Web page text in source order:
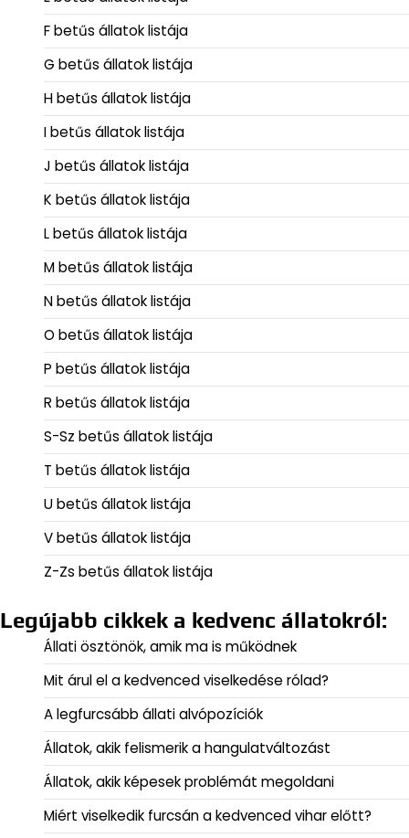
F betűs állatok listája
G betűs állatok listája
H betűs állatok listája
I betűs állatok listája
J betűs állatok listája
K betűs állatok listája
L betűs állatok listája
M betűs állatok listája
N betűs állatok listája
O betűs állatok listája
P betűs állatok listája
R betűs állatok listája
S-Sz betűs állatok listája
T betűs állatok listája
U betűs állatok listája
V betűs állatok listája
Z-Zs betűs állatok listája
Legújabb cikkek a kedvenc állatokról:
Állati ösztönök, amik ma is működnek
Mit árul el a kedvenced viselkedése rólad?
A legfurcsább állati alvópozíciók
Állatok, akik felismerik a hangulatváltozást
Állatok, akik képesek problémát megoldani
Miért viselkedik furcsán a kedvenced vihar előtt?